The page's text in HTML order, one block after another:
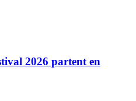
2026 partent en